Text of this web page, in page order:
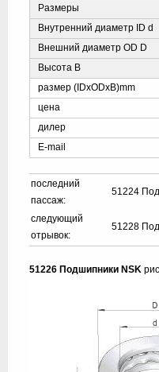
Размеры
Внутренний диаметр ID d
Внешний диаметр OD D
Высота B
размер (IDxODxB)mm
цена
дилер
E-mail
последний
пассаж:
51224
следующий
отрывок:
51228
51226 Подшипники NSK